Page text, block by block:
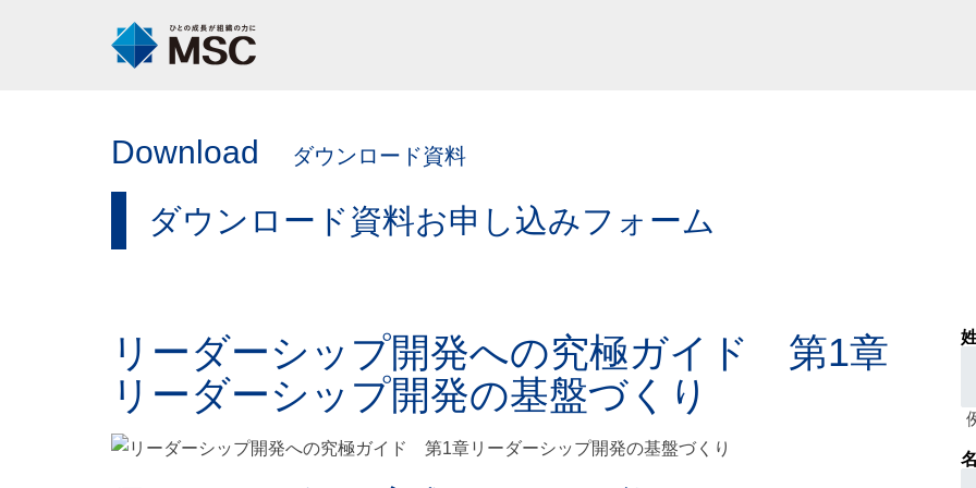
Download ダウンロード資料
ダウンロード資料お申し込みフォーム
リーダーシップ開発への究極ガイド 第1章
リーダーシップ開発の基盤づくり